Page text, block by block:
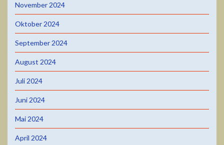
November 2024
Oktober 2024
September 2024
August 2024
Juli 2024
Juni 2024
Mai 2024
April 2024